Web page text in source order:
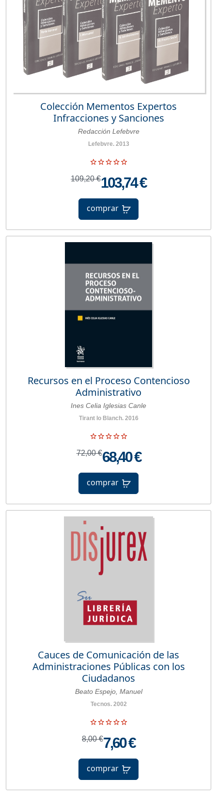
Colección Mementos Expertos
Infracciones y Sanciones
Redacción Lefebvre
Lefebvre. 2013
109,20 €103,74 €
comprar
Recursos en el Proceso Contencioso
Administrativo
Ines Celia Iglesias Canle
Tirant lo Blanch. 2016
72,00 €68,40 €
comprar
Cauces de Comunicación de las
Administraciones Públicas con los
Ciudadanos
Beato Espejo, Manuel
Tecnos. 2002
8,00 €7,60 €
comprar